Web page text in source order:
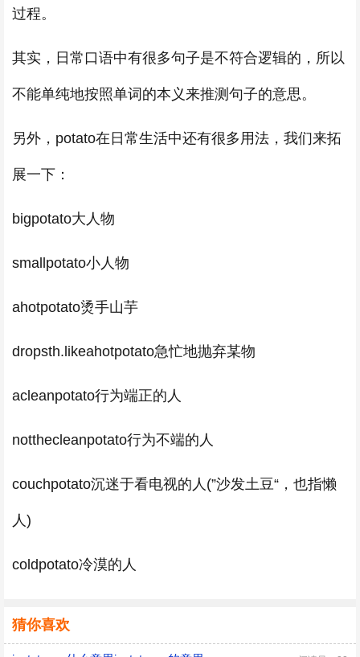
过程。
其实，日常口语中有很多句子是不符合逻辑的，所以
不能单纯地按照单词的本义来推测句子的意思。
另外，potato在日常生活中还有很多用法，我们来拓
展一下：
bigpotato大人物
smallpotato小人物
ahotpotato烫手山芋
dropsth.likeahotpotato急忙地抛弃某物
acleanpotato行为端正的人
notthecleanpotato行为不端的人
couchpotato沉迷于看电视的人(”沙发土豆“，也指懒
人)
coldpotato冷漠的人
猜你喜欢